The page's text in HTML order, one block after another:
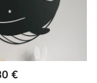
€